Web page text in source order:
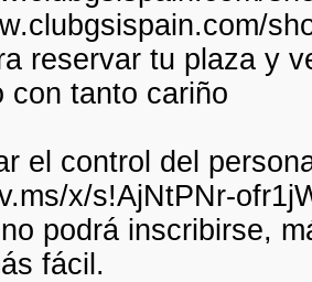
reservar tu plaza y
con tanto cariño
el control del
x/s!AjNtPNr-
podrá inscribirse,
fácil.